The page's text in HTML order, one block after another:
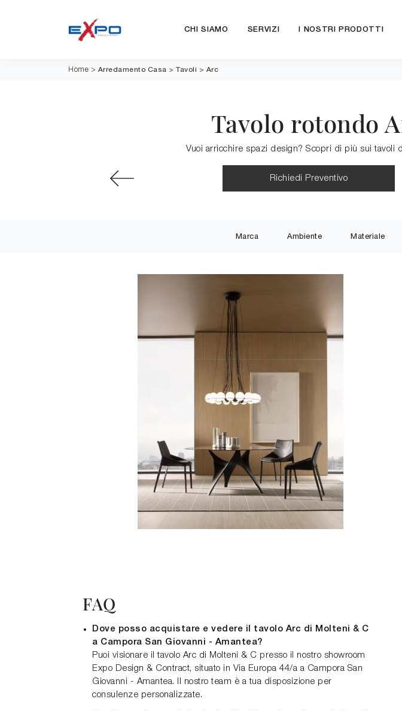
CHI SIAMO SERVIZI I NOSTRI PRODOTTI
Home > Arredamento Casa > Tavoli > Arc
Tavolo rotondo
Vuoi arricchire spazi design? Scopri di più sui tavoli
Richiedi Preventivo
Marca Ambiente Materiale
FAQ
Dove posso acquistare e vedere il tavolo Arc di Molteni & C
a Campora San Giovanni - Amantea?
Puoi visionare il tavolo Arc di Molteni & C presso il nostro showroom
Expo Design & Contract, situato in Via Europa 44/a a Campora San
Giovanni - Amantea. Il nostro team è a tua disposizione per
consulenze personalizzate.